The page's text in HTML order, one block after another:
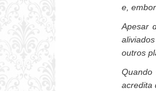
e,
Apesar
outros
acredita